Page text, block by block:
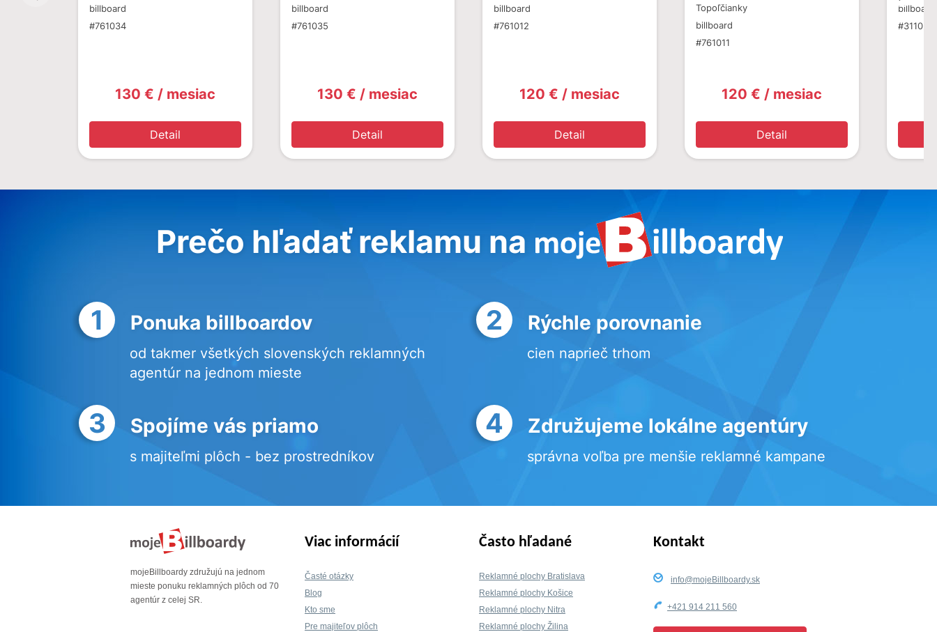
billboard
#761034
130 € / mesiac
Detail
billboard
#761035
130 € / mesiac
Detail
billboard
#761012
120 € / mesiac
Detail
Topoľčianky
billboard
#761011
120 € / mesiac
Detail
billboard
#311024
Prečo hľadať reklamu na
1 Ponuka billboardov
od takmer všetkých slovenských reklamných
agentúr na jednom mieste
2 Rýchle porovnanie
cien naprieč trhom
3 Spojíme vás priamo
s majiteľmi plôch - bez prostredníkov
4 Združujeme lokálne agentúry
správna voľba pre menšie reklamné kampane
mojeBillboardy združujú na jednom
mieste ponuku reklamných plôch od 70
agentúr z celej SR.
Viac informácií
Časté otázky
Blog
Kto sme
Pre majiteľov plôch
Často hľadané
Reklamné plochy Bratislava
Reklamné plochy Košice
Reklamné plochy Nitra
Reklamné plochy Žilina
Kontakt
info@mojeBillboardy.sk
+421 914 211 560